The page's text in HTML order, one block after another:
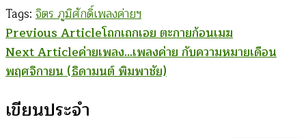
Tags: จิตร ภูมิศักดิ์เพลงค่ายฯ
Post
Navigation
Previous Articleโถกเถกเอย ตะกายก้อนเมฆ
Next Articleค่ายเพลง…เพลงค่าย กับความหมายเดือน
พฤศจิกายน (ธิดามนต์ พิมพาชัย)
เขียนประจำ